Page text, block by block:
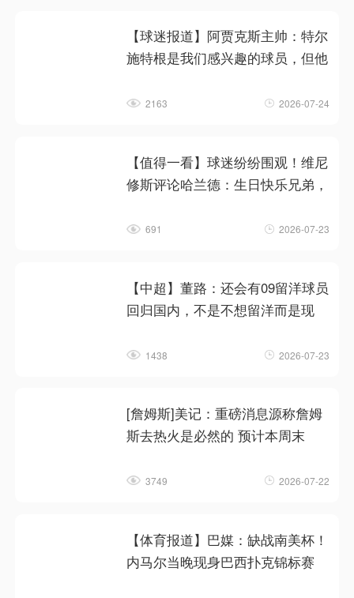
【球迷报道】阿贾克斯主帅：特尔
施特根是我们感兴趣的球员，但他
2163 2026-07-24
【值得一看】球迷纷纷围观！维尼
修斯评论哈兰德：生日快乐兄弟，
691 2026-07-23
【中超】董路：还会有09留洋球员
回归国内，不是不想留洋而是现
1438 2026-07-23
[詹姆斯]美记：重磅消息源称詹姆
斯去热火是必然的 预计本周末
3749 2026-07-22
【体育报道】巴媒：缺战南美杯！
内马尔当晚现身巴西扑克锦标赛